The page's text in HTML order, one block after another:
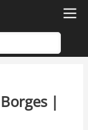
|